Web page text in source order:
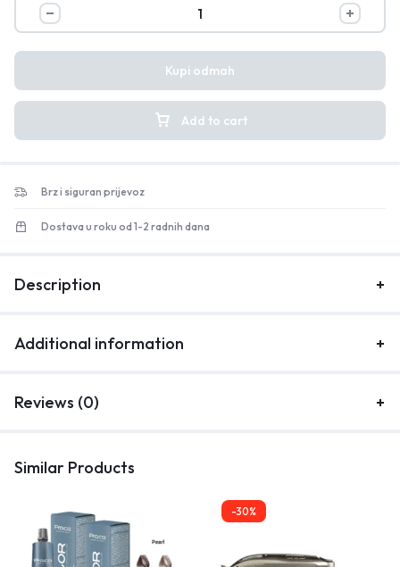
Add to cart
Kupi odmah
Brz i siguran prijevoz
Dostava u roku od 1-2 radnih dana
Description
Additional information
Reviews (0)
Similar Products
-30%